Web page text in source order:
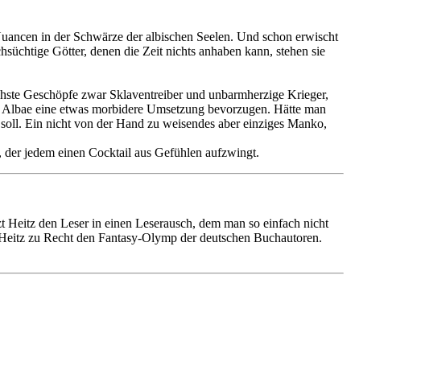
in der Schwärze der albischen Seelen. Und schon erwischt
Götter, denen die Zeit nichts anhaben kann, stehen sie
Geschöpfe zwar Sklaventreiber und unbarmherzige Krieger,
eine etwas morbidere Umsetzung bevorzugen. Hätte man
Ein nicht von der Hand zu weisendes aber einziges Manko,
jedem einen Cocktail aus Gefühlen aufzwingt.
den Leser in einen Leserausch, dem man so einfach nicht
zu Recht den Fantasy-Olymp der deutschen Buchautoren.